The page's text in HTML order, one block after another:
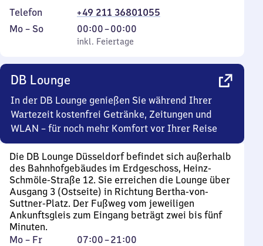
Telefon
+49 211 36801055
Montag
Mo – So,
inkl. Feiertage
00:00–00:00
Von
0
Uhr
inkl. Feiertage
DB Lounge
In der DB Lounge genießen Sie während Ihrer
Wartezeit kostenfrei Getränke, Zeitungen und
WLAN – für noch mehr Komfort vor Ihrer Reise
Die DB Lounge Düsseldorf befindet sich außerhalb
des Bahnhofgebäudes im Erdgeschoss, Heinz-
Schmöle-Straße 12. Sie erreichen die Lounge über
Ausgang 3 (Ostseite) in Richtung Bertha-von-
Suttner-Platz. Der Fußweg vom jeweiligen
Ankunftsgleis zum Eingang beträgt zwei bis fünf
Minuten.
Montag
Mo – Fr 07:00–21:00
Von